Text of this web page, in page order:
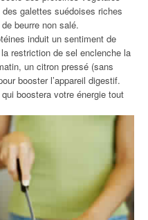
galettes suédoises riches
beurre non salé.
induit un sentiment de
restriction de sel enclenche la
un citron pressé (sans
booster l’appareil digestif.
boostera votre énergie tout